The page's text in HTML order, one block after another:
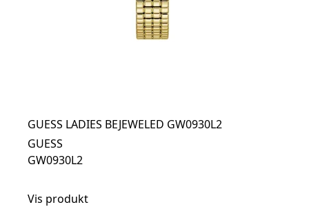
GUESS LADIES BEJEWELED GW0930L2
GUESS
GW0930L2
Vis produkt